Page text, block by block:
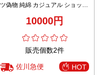
ツ偽物 純綿 カジュアル ショット
10000円
販売個数2件
佐川急便 HOT